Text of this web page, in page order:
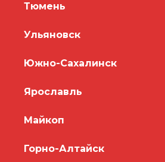
Тюмень
Ульяновск
Южно-Сахалинск
Ярославль
Майкоп
Горно-Алтайск